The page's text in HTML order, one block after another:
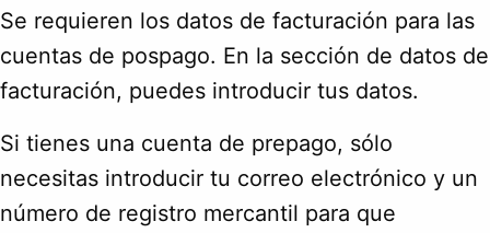
Se requieren los datos de facturación para las
cuentas de pospago. En la sección de datos de
facturación, puedes introducir tus datos.
Si tienes una cuenta de prepago, sólo
necesitas introducir tu correo electrónico y un
número de registro mercantil para que